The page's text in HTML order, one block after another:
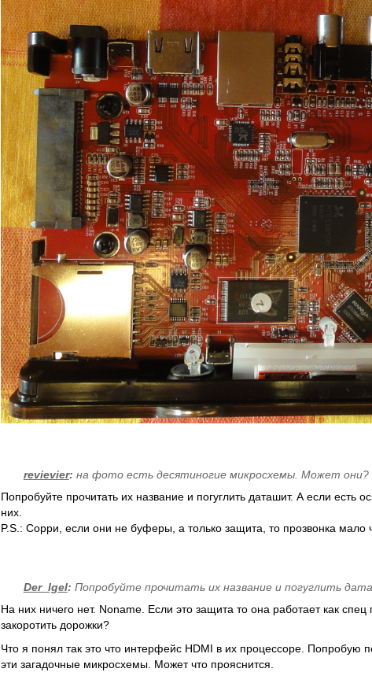
revievier: на фото есть десятиногие микросхемы. Может они?
Попробуйте прочитать их название и погуглить даташит. А если
них.
P.S.: Сорри, если они не буферы, а только защита, то прозвонка мало
Der_Igel: Попробуйте прочитать их название и погуглить
На них ничего нет. Noname. Если это защита то она работает как
закоротить дорожки?
Что я понял так это что интерфейс HDMI в их процессоре. Попробую
эти загадочные микросхемы. Может что прояснится.